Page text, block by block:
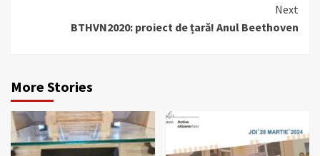
Next
BTHVN2020: proiect de țară! Anul Beethoven
More Stories